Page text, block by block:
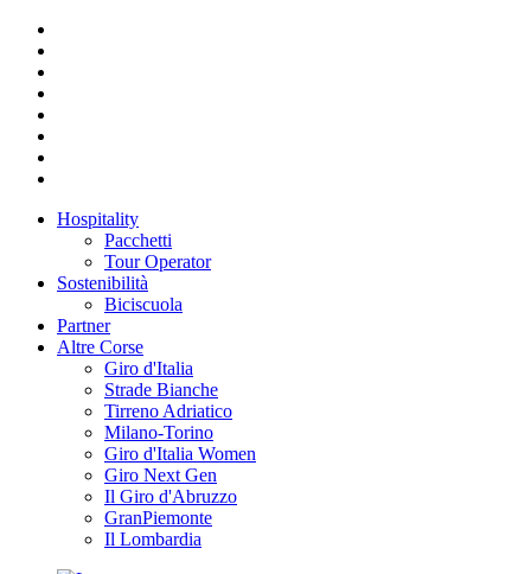
Hospitality
Pacchetti
Tour Operator
Sostenibilità
Biciscuola
Partner
Altre Corse
Giro d'Italia
Strade Bianche
Tirreno Adriatico
Milano-Torino
Giro d'Italia Women
Giro Next Gen
Il Giro d'Abruzzo
GranPiemonte
Il Lombardia